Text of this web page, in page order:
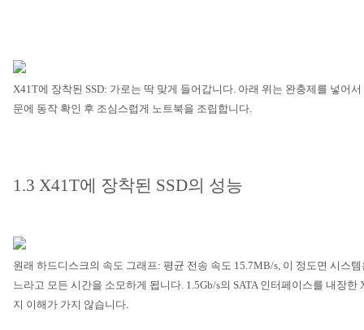
X41T에 장착된 SSD: 가로는 딱 맞게 들어갑니다. 아래 위는 완충제를 넣어
문에 동작 확인 후 조심스럽게 노트북을 조립합니다.
1.3 X41T에 장착된 SSD의 성능
원래 하드디스크의 속도 그래프: 평균 전송 속도 15.7MB/s, 이 정도면 시스
느라고 모든 시간을 소모하게 됩니다. 1.5Gb/s의 SATA 인터페이스를 내장한
지 이해가 가지 않습니다.